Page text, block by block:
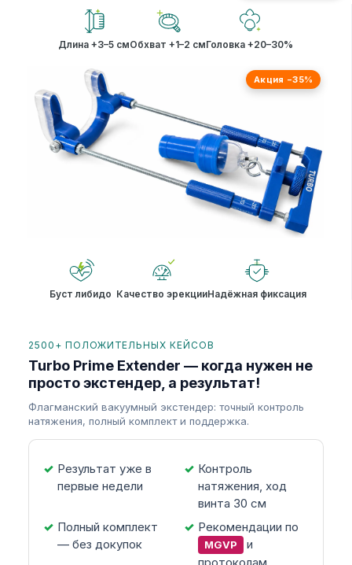
Длина +3–5 смОбхват +1–2 смГоловка +20–30%
Акция −35%
Буст либидо Качество эрекцииНадёжная фиксация
2500+ ПОЛОЖИТЕЛЬНЫХ КЕЙСОВ
Turbo Prime Extender — когда нужен не
просто экстендер, а результат!
Флагманский вакуумный экстендер: точный контроль
натяжения, полный комплект и поддержка.
Результат уже в
первые недели
Контроль
натяжения, ход
винта 30 см
Полный комплект
— без докупок
Рекомендации по
MGVP
и